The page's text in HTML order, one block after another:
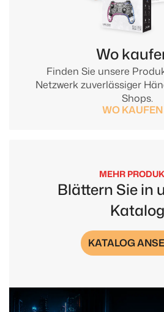
Finden Sie unsere
Netzwerk zuverlässiger
Shops.
Wo
WO KAUFEN
MEHR
Blättern Sie in
Katalog
KATALOG